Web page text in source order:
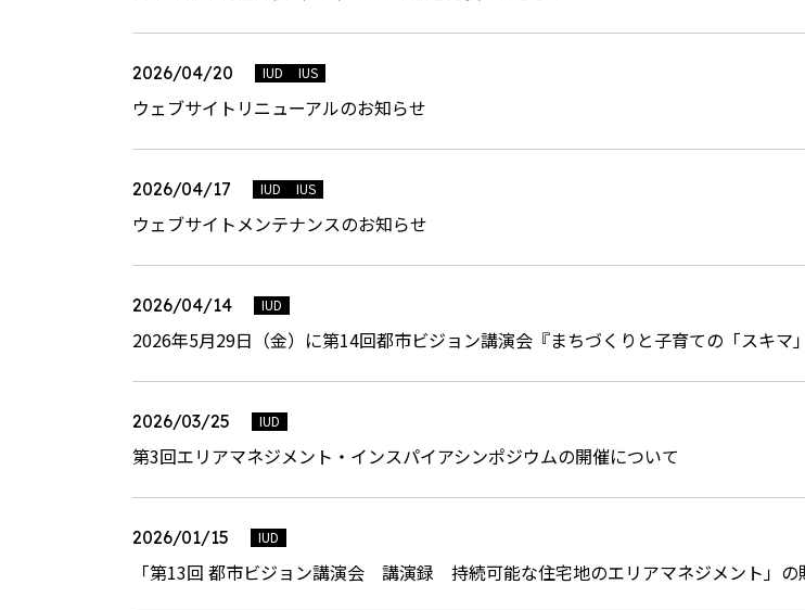
2026/04/20 IUD IUS
ウェブサイトリニューアルのお知らせ
2026/04/17 IUD IUS
ウェブサイトメンテナンスのお知らせ
2026/04/14 IUD
2026年5月29日（金）に第14回都市ビジョン講演会『まちづくりと子育ての「スキマ
2026/03/25 IUD
第3回エリアマネジメント・インスパイアシンポジウムの開催について
2026/01/15 IUD
「第13回 都市ビジョン講演会 講演録 持続可能な住宅地のエリアマネジメント」の